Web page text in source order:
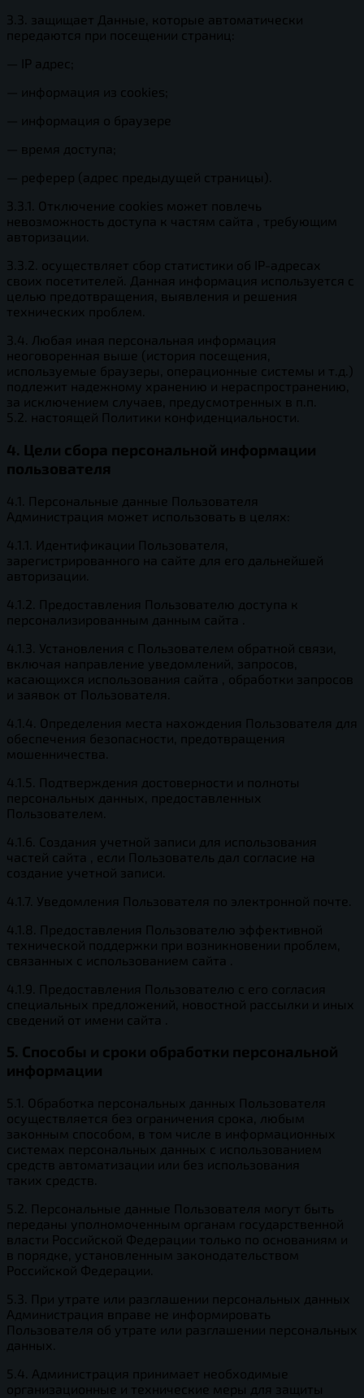
3.3. защищает Данные, которые автоматически
передаются при посещении страниц:
— IP адрес;
— информация из cookies;
— информация о браузере
— время доступа;
— реферер (адрес предыдущей страницы).
3.3.1. Отключение cookies может повлечь
невозможность доступа к частям сайта , требующим
авторизации.
3.3.2. осуществляет сбор статистики об IP-адресах
своих посетителей. Данная информация используется с
целью предотвращения, выявления и решения
технических проблем.
3.4. Любая иная персональная информация
неоговоренная выше (история посещения,
используемые браузеры, операционные системы и т.д.)
подлежит надежному хранению и нераспространению,
за исключением случаев, предусмотренных в п.п.
5.2. настоящей Политики конфиденциальности.
4. Цели сбора персональной информации
пользователя
4.1. Персональные данные Пользователя
Администрация может использовать в целях:
4.1.1. Идентификации Пользователя,
зарегистрированного на сайте для его дальнейшей
авторизации.
4.1.2. Предоставления Пользователю доступа к
персонализированным данным сайта .
4.1.3. Установления с Пользователем обратной связи,
включая направление уведомлений, запросов,
касающихся использования сайта , обработки запросов
и заявок от Пользователя.
4.1.4. Определения места нахождения Пользователя для
обеспечения безопасности, предотвращения
мошенничества.
4.1.5. Подтверждения достоверности и полноты
персональных данных, предоставленных
Пользователем.
4.1.6. Создания учетной записи для использования
частей сайта , если Пользователь дал согласие на
создание учетной записи.
4.1.7. Уведомления Пользователя по электронной почте.
4.1.8. Предоставления Пользователю эффективной
технической поддержки при возникновении проблем,
связанных с использованием сайта .
4.1.9. Предоставления Пользователю с его согласия
специальных предложений, новостной рассылки и иных
сведений от имени сайта .
5. Способы и сроки обработки персональной
информации
5.1. Обработка персональных данных Пользователя
осуществляется без ограничения срока, любым
законным способом, в том числе в информационных
системах персональных данных с использованием
средств автоматизации или без использования
таких средств.
5.2. Персональные данные Пользователя могут быть
переданы уполномоченным органам государственной
власти Российской Федерации только по основаниям и
в порядке, установленным законодательством
Российской Федерации.
5.3. При утрате или разглашении персональных данных
Администрация вправе не информировать
Пользователя об утрате или разглашении персональных
данных.
5.4. Администрация принимает необходимые
организационные и технические меры для защиты